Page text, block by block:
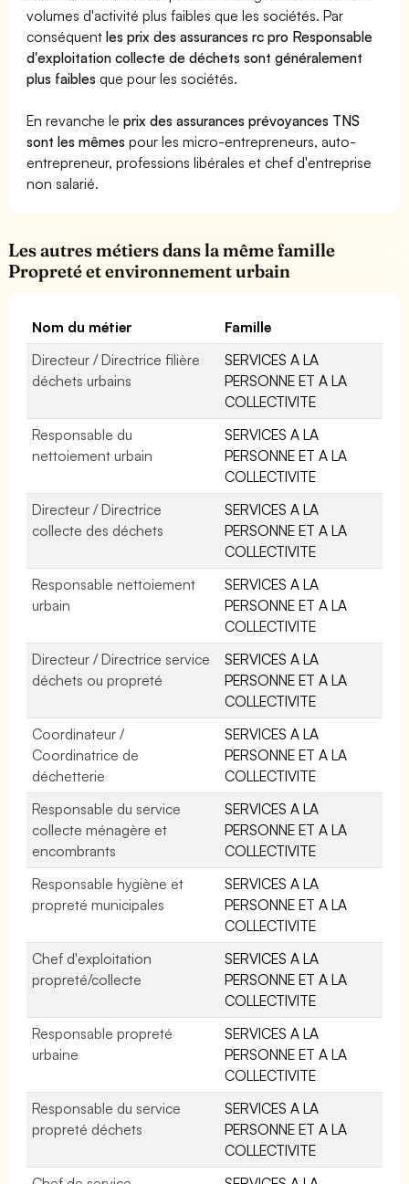
volumes d'activité plus faibles que les sociétés. Par
conséquentles prix des assurances rc pro Responsable
d'exploitation collecte de déchets sont généralement
plus faibles que pour les sociétés.
En revanche leprix des assurances prévoyances TNS
sont les mêmes pour les micro-entrepreneurs, auto-
entrepreneur, professions libérales et chef d'entreprise
non salarié.
Les autres métiers dans la même famille
Propreté et environnement urbain
Nom du métier
Famille
Directeur / Directrice filière
déchets urbains
SERVICES A LA
PERSONNE ET A LA
COLLECTIVITE
Responsable du
nettoiement urbain
SERVICES A LA
PERSONNE ET A LA
COLLECTIVITE
Directeur / Directrice
collecte des déchets
SERVICES A LA
PERSONNE ET A LA
COLLECTIVITE
Responsable nettoiement
urbain
SERVICES A LA
PERSONNE ET A LA
COLLECTIVITE
Directeur / Directrice service
déchets ou propreté
SERVICES A LA
PERSONNE ET A LA
COLLECTIVITE
Coordinateur /
Coordinatrice de
déchetterie
SERVICES A LA
PERSONNE ET A LA
COLLECTIVITE
Responsable du service
collecte ménagère et
encombrants
SERVICES A LA
PERSONNE ET A LA
COLLECTIVITE
Responsable hygiène et
propreté municipales
SERVICES A LA
PERSONNE ET A LA
COLLECTIVITE
Chef d'exploitation
propreté/collecte
SERVICES A LA
PERSONNE ET A LA
COLLECTIVITE
Responsable propreté
urbaine
SERVICES A LA
PERSONNE ET A LA
COLLECTIVITE
Responsable du service
propreté déchets
SERVICES A LA
PERSONNE ET A LA
COLLECTIVITE